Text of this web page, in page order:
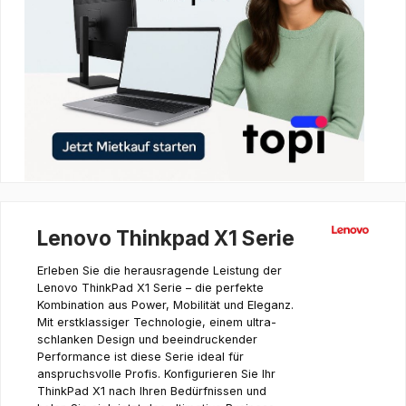
Lenovo Thinkpad X1 Serie
Erleben Sie die herausragende Leistung der
Lenovo ThinkPad X1 Serie – die perfekte
Kombination aus Power, Mobilität und Eleganz.
Mit erstklassiger Technologie, einem ultra-
schlanken Design und beeindruckender
Performance ist diese Serie ideal für
anspruchsvolle Profis. Konfigurieren Sie Ihr
ThinkPad X1 nach Ihren Bedürfnissen und